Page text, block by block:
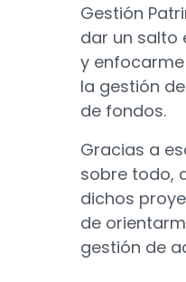
Gestión
dar un salto
y
la gestión
de fondos.
Gracias a
sobre todo,
dichos
de
gestión de